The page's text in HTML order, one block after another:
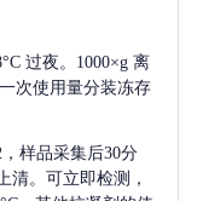
过夜。1000×g 离
次使用量分装冻存
样品采集后30分
清。可立即检测，